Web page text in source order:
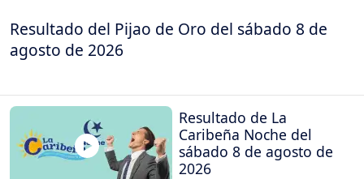
Resultado del Pijao de Oro del sábado 8 de
agosto de 2026
Resultado de La
Caribeña Noche del
sábado 8 de agosto de
2026